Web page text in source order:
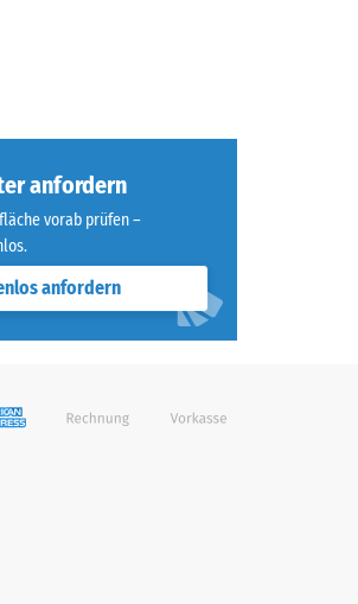
anfordern
vorab prüfen –
anfordern